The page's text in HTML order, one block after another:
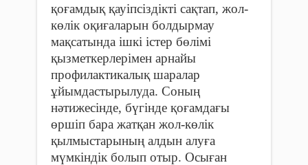
қоғамдық қауіпсіздікті сақтап, жол-
көлік оқиғаларын болдырмау
мақсатында ішкі істер бөлімі
қызметкерлерімен арнайы
профилактикалық шаралар
ұйымдастырылуда. Соның
нәтижесінде, бүгінде қоғамдағы
өршіп бара жатқан жол-көлік
қылмыстарының алдын алуға
мүмкіндік болып отыр. Осыған